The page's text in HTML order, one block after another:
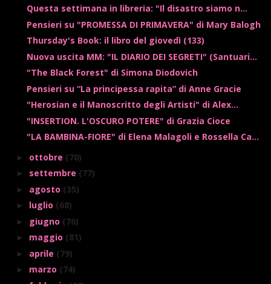
Questa settimana in libreria: "Il disastro siamo n...
Pensieri su "PROMESSA DI PRIMAVERA" di Mary Balogh
Thursday's Book: il libro del giovedì (133)
Nuova uscita MM: "IL DIARIO DEI SEGRETI" (Santuari...
"The Black Forest" di Simona Diodovich
Pensieri su “La principessa rapita” di Anne Gracie
"Herosian e il Manoscritto degli Artisti" di Alex...
"INSERTION. L'OSCURO POTERE" di Grazia Cioce
"LA BAMBINA-FIORE" di Elena Malagoli e Rossella Ca...
► ottobre (70)
► settembre (77)
► agosto (35)
► luglio (68)
► giugno (76)
► maggio (81)
► aprile (79)
► marzo (74)